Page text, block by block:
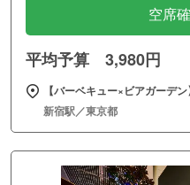
空席
平均予算 3,980円
【バーベキュー×ビアガーデ
新宿駅／東京都